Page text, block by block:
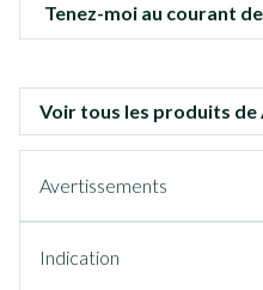
Tenez-moi au courant
Voir tous les produits de
Avertissements
Indication